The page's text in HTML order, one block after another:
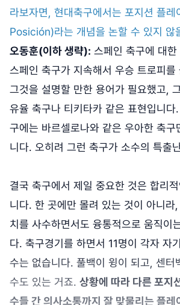
라보자면, 현대축구에서는 포지션 플
Posición)라는 개념을 논할 수 있지 않
오동훈(이하 생략): 스페인 축구에 대
스페인 축구가 지속해서 우승 트로피를
그것을 설명할 만한 용어가 필요했고,
유율 축구나 티키타카 같은 표현입니다
구에는 바르셀로나와 같은 우아한 축구
니다. 오히려 그런 축구가 소수의 특출
결국 축구에서 제일 중요한 것은 합리
니다. 한 곳에만 몰려 있는 것이 아니라
치를 사수하면서도 융통적으로 움직이
다. 축구경기를 하면서 11명이 각자 자
수는 없습니다. 풀백이 윙이 되고, 센터
수도 있는 거죠. 상황에 따라 다른 포지
수들 간 의사소통까지 잘 맞물리는 플레